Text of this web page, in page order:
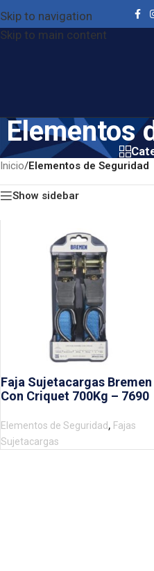
Skip to navigation
Skip to main content
Elementos
Inicio/Elementos de Seguridad
Show sidebar
Faja Sujetacargas Bremen
Con Criquet 700Kg – 7690
Elementos de Seguridad, Fajas
Sujetacargas